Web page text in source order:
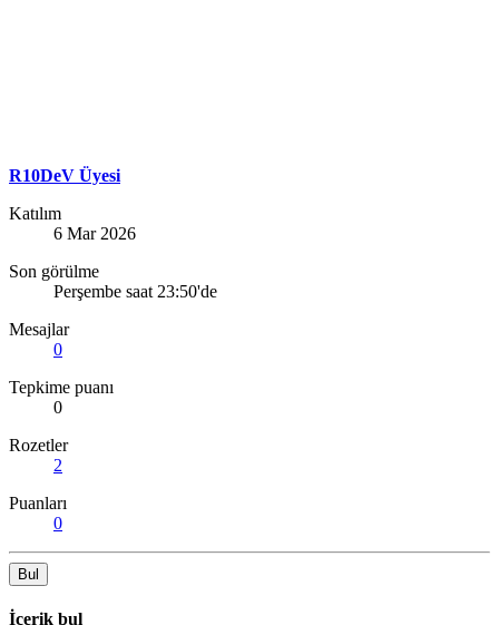
R10DeV Üyesi
Katılım
6 Mar 2026
Son görülme
Perşembe saat 23:50'de
Mesajlar
0
Tepkime puanı
0
Rozetler
2
Puanları
0
Bul
İçerik bul